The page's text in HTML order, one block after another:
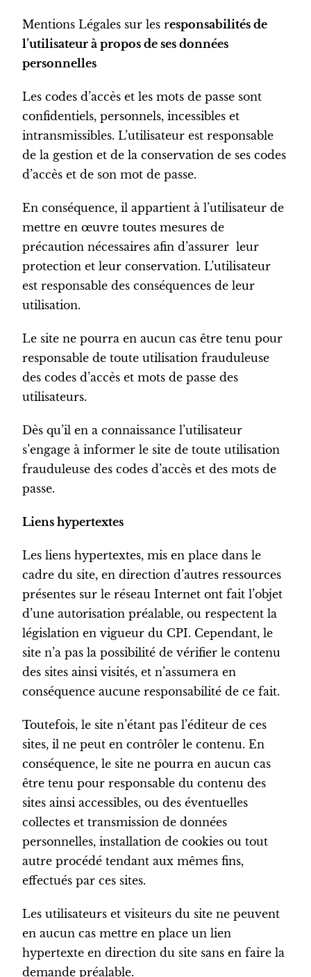
Mentions Légales sur les responsabilités de
l’utilisateur à propos de ses données
personnelles
Les codes d’accès et les mots de passe sont
confidentiels, personnels, incessibles et
intransmissibles. L’utilisateur est responsable
de la gestion et de la conservation de ses codes
d’accès et de son mot de passe.
En conséquence, il appartient à l’utilisateur de
mettre en œuvre toutes mesures de
précaution nécessaires afin d’assurer leur
protection et leur conservation. L’utilisateur
est responsable des conséquences de leur
utilisation.
Le site ne pourra en aucun cas être tenu pour
responsable de toute utilisation frauduleuse
des codes d’accès et mots de passe des
utilisateurs.
Dès qu’il en a connaissance l’utilisateur
s’engage à informer le site de toute utilisation
frauduleuse des codes d’accès et des mots de
passe.
Liens hypertextes
Les liens hypertextes, mis en place dans le
cadre du site, en direction d’autres ressources
présentes sur le réseau Internet ont fait l’objet
d’une autorisation préalable, ou respectent la
législation en vigueur du CPI. Cependant, le
site n’a pas la possibilité de vérifier le contenu
des sites ainsi visités, et n’assumera en
conséquence aucune responsabilité de ce fait.
Toutefois, le site n’étant pas l’éditeur de ces
sites, il ne peut en contrôler le contenu. En
conséquence, le site ne pourra en aucun cas
être tenu pour responsable du contenu des
sites ainsi accessibles, ou des éventuelles
collectes et transmission de données
personnelles, installation de cookies ou tout
autre procédé tendant aux mêmes fins,
effectués par ces sites.
Les utilisateurs et visiteurs du site ne peuvent
en aucun cas mettre en place un lien
hypertexte en direction du site sans en faire la
demande préalable.